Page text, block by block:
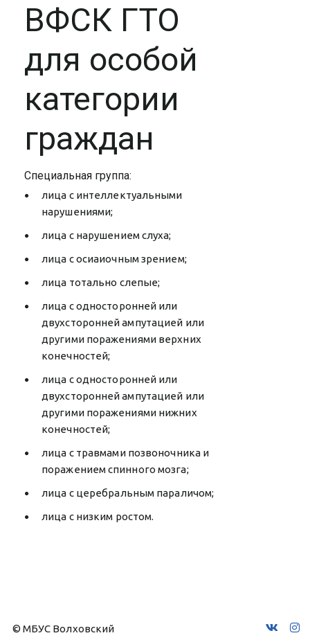
ВФСК ГТО
для особой
категории
граждан
Специальная группа:
лица с интеллектуальными
нарушениями;
лица с нарушением слуха;
лица с осиаиочным зрением;
лица тотально слепые;
лица с односторонней или
двухсторонней ампутацией или
другими поражениями верхних
конечностей;
лица с односторонней или
двухсторонней ампутацией или
другими поражениями нижних
конечностей;
лица с травмами позвоночника и
поражением спинного мозга;
лица с церебральным параличом;
лица с низким ростом.
© МБУС Волховский